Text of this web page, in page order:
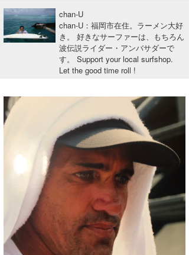
波情報･概況
WAVE HUNTER波予想ツール
サーフィンエリアガイド
今月のプレゼント
chan-U
chan-U：福岡市在住。ラーメン大好
き。 好きなサーファーは、もちろん
波伝説ライダー・アンバサダーで
す。 Support your local surfshop.
Let the good time roll !
アート＆エンタメ
ショップ情報
千葉北
伊豆
千葉南
大阪
お知らせ
その他
ルール＆How to
VOTE!